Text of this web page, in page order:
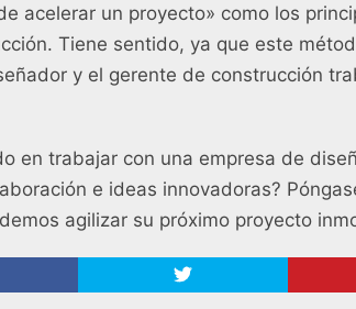
acelerar un proyecto» como los
Tiene sentido, ya que este
y el gerente de construcción
en trabajar con una empresa de
e ideas innovadoras?
agilizar su próximo proyecto